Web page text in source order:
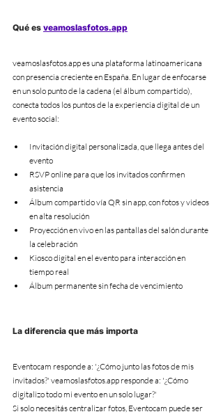
Qué es veamoslasfotos.app
veamoslasfotos.app es una plataforma latinoamericana
con presencia creciente en España. En lugar de enfocarse
en un solo punto de la cadena (el álbum compartido),
conecta todos los puntos de la experiencia digital de un
evento social:
Invitación digital personalizada, que llega antes del
evento
RSVP online para que los invitados confirmen
asistencia
Álbum compartido vía QR sin app, con fotos y videos
en alta resolución
Proyección en vivo en las pantallas del salón durante
la celebración
Kiosco digital en el evento para interacción en
tiempo real
Álbum permanente sin fecha de vencimiento
La diferencia que más importa
Eventocam responde a: '¿Cómo junto las fotos de mis
invitados?' veamoslasfotos.app responde a: '¿Cómo
digitalizo todo mi evento en un solo lugar?'
Si solo necesitás centralizar fotos, Eventocam puede ser